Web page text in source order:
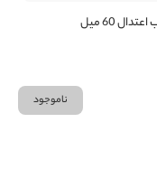
60 میل
ناموجود